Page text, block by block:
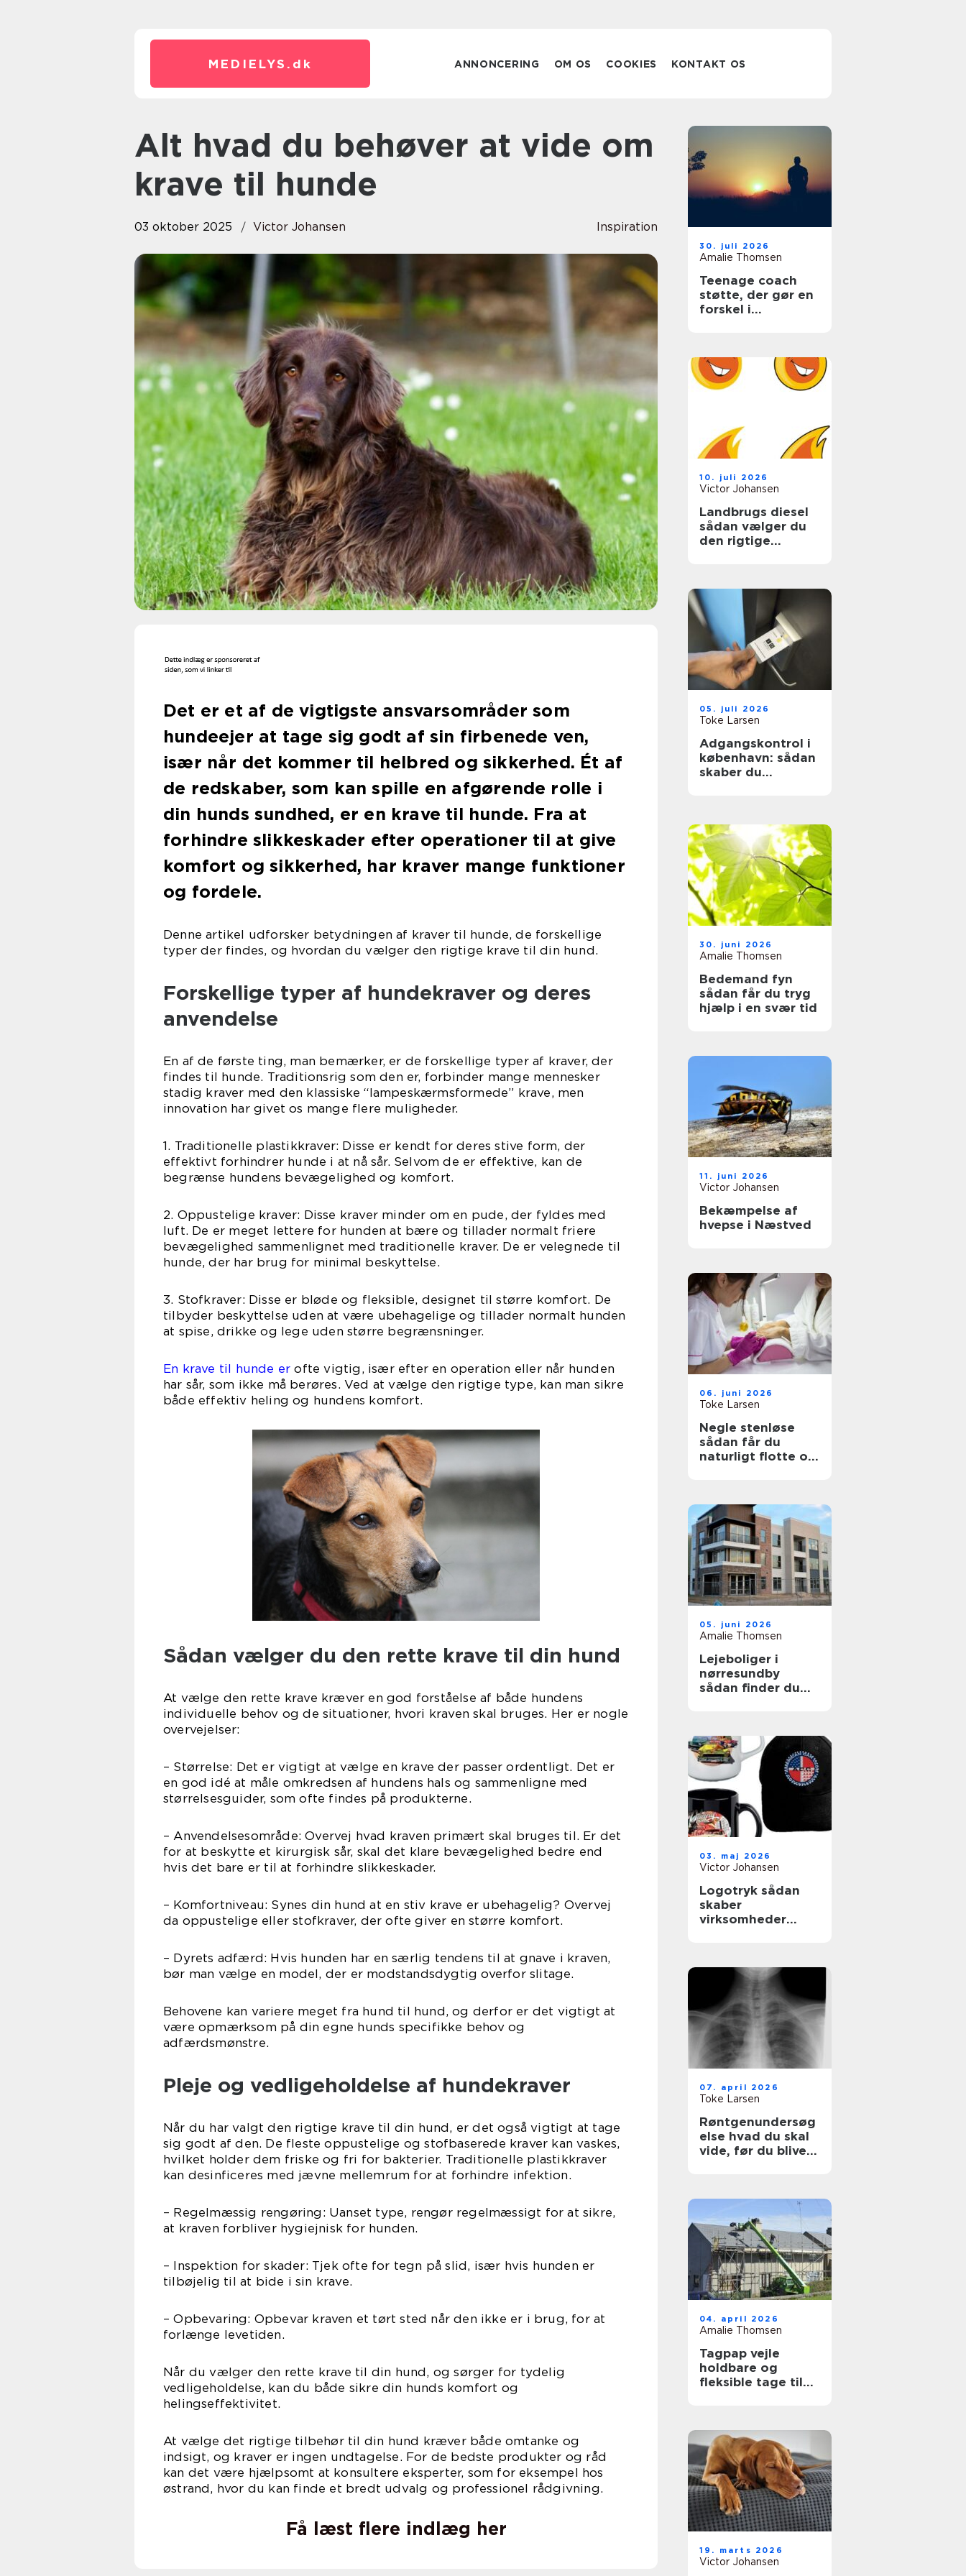
MEDIELYS. dk ANNONCERING OM OS COOKIES KONTAKT OS
Alt hvad du behøver at vide om
krave til hunde
03 oktober 2025 Victor Johansen Inspiration
Det er et af de vigtigste ansvarsområder som
hundeejer at tage sig godt af sin firbenede ven,
især når det kommer til helbred og sikkerhed. Ét af
de redskaber, som kan spille en afgørende rolle i
din hunds sundhed, er en krave til hunde. Fra at
forhindre slikkeskader efter operationer til at give
komfort og sikkerhed, har kraver mange funktioner
og fordele.
Denne artikel udforsker betydningen af kraver til hunde, de forskellige
typer der findes, og hvordan du vælger den rigtige krave til din hund.
Forskellige typer af hundekraver og deres
anvendelse
En af de første ting, man bemærker, er de forskellige typer af kraver, der
findes til hunde. Traditionsrig som den er, forbinder mange mennesker
stadig kraver med den klassiske “lampeskærmsformede” krave, men
innovation har givet os mange flere muligheder.
1. Traditionelle plastikkraver: Disse er kendt for deres stive form, der
effektivt forhindrer hunde i at nå sår. Selvom de er effektive, kan de
begrænse hundens bevægelighed og komfort.
2. Oppustelige kraver: Disse kraver minder om en pude, der fyldes med
luft. De er meget lettere for hunden at bære og tillader normalt friere
bevægelighed sammenlignet med traditionelle kraver. De er velegnede til
hunde, der har brug for minimal beskyttelse.
3. Stofkraver: Disse er bløde og fleksible, designet til større komfort. De
tilbyder beskyttelse uden at være ubehagelige og tillader normalt hunden
at spise, drikke og lege uden større begrænsninger.
En krave til hunde er ofte vigtig, især efter en operation eller når hunden
har sår, som ikke må berøres. Ved at vælge den rigtige type, kan man sikre
både effektiv heling og hundens komfort.
Sådan vælger du den rette krave til din hund
At vælge den rette krave kræver en god forståelse af både hundens
individuelle behov og de situationer, hvori kraven skal bruges. Her er nogle
overvejelser:
– Størrelse: Det er vigtigt at vælge en krave der passer ordentligt. Det er
en god idé at måle omkredsen af hundens hals og sammenligne med
størrelsesguider, som ofte findes på produkterne.
– Anvendelsesområde: Overvej hvad kraven primært skal bruges til. Er det
for at beskytte et kirurgisk sår, skal det klare bevægelighed bedre end
hvis det bare er til at forhindre slikkeskader.
– Komfortniveau: Synes din hund at en stiv krave er ubehagelig? Overvej
da oppustelige eller stofkraver, der ofte giver en større komfort.
– Dyrets adfærd: Hvis hunden har en særlig tendens til at gnave i kraven,
bør man vælge en model, der er modstandsdygtig overfor slitage.
Behovene kan variere meget fra hund til hund, og derfor er det vigtigt at
være opmærksom på din egne hunds specifikke behov og
adfærdsmønstre.
Pleje og vedligeholdelse af hundekraver
Når du har valgt den rigtige krave til din hund, er det også vigtigt at tage
sig godt af den. De fleste oppustelige og stofbaserede kraver kan vaskes,
hvilket holder dem friske og fri for bakterier. Traditionelle plastikkraver
kan desinficeres med jævne mellemrum for at forhindre infektion.
– Regelmæssig rengøring: Uanset type, rengør regelmæssigt for at sikre,
at kraven forbliver hygiejnisk for hunden.
– Inspektion for skader: Tjek ofte for tegn på slid, især hvis hunden er
tilbøjelig til at bide i sin krave.
– Opbevaring: Opbevar kraven et tørt sted når den ikke er i brug, for at
forlænge levetiden.
Når du vælger den rette krave til din hund, og sørger for tydelig
vedligeholdelse, kan du både sikre din hunds komfort og
helingseffektivitet.
At vælge det rigtige tilbehør til din hund kræver både omtanke og
indsigt, og kraver er ingen undtagelse. For de bedste produkter og råd
kan det være hjælpsomt at konsultere eksperter, som for eksempel hos
østrand, hvor du kan finde et bredt udvalg og professionel rådgivning.
Få læst flere indlæg her
30. juli 2026
Amalie Thomsen
Teenage coach
støtte, der gør en
forskel i
10. juli 2026
Victor Johansen
Landbrugs diesel
sådan vælger du
den rigtige
05. juli 2026
Toke Larsen
Adgangskontrol i
københavn: sådan
skaber du
30. juni 2026
Amalie Thomsen
Bedemand fyn
sådan får du tryg
hjælp i en svær tid
11. juni 2026
Victor Johansen
Bekæmpelse af
hvepse i Næstved
06. juni 2026
Toke Larsen
Negle stenløse
sådan får du
naturligt flotte og
05. juni 2026
Amalie Thomsen
Lejeboliger i
nørresundby
sådan finder du
03. maj 2026
Victor Johansen
Logotryk sådan
skaber
virksomheder
07. april 2026
Toke Larsen
Røntgenundersøg
else hvad du skal
vide, før du bliver
04. april 2026
Amalie Thomsen
Tagpap vejle
holdbare og
fleksible tage til
19. marts 2026
Victor Johansen